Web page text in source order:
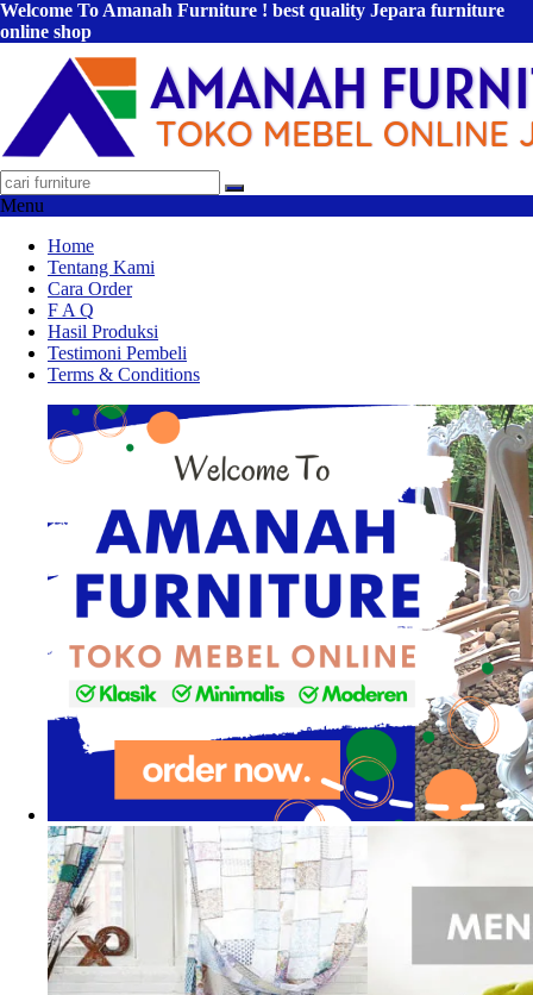
Welcome To Amanah Furniture ! best quality Jepara furniture
online shop
Menu
Home
Tentang Kami
Cara Order
F A Q
Hasil Produksi
Testimoni Pembeli
Terms & Conditions